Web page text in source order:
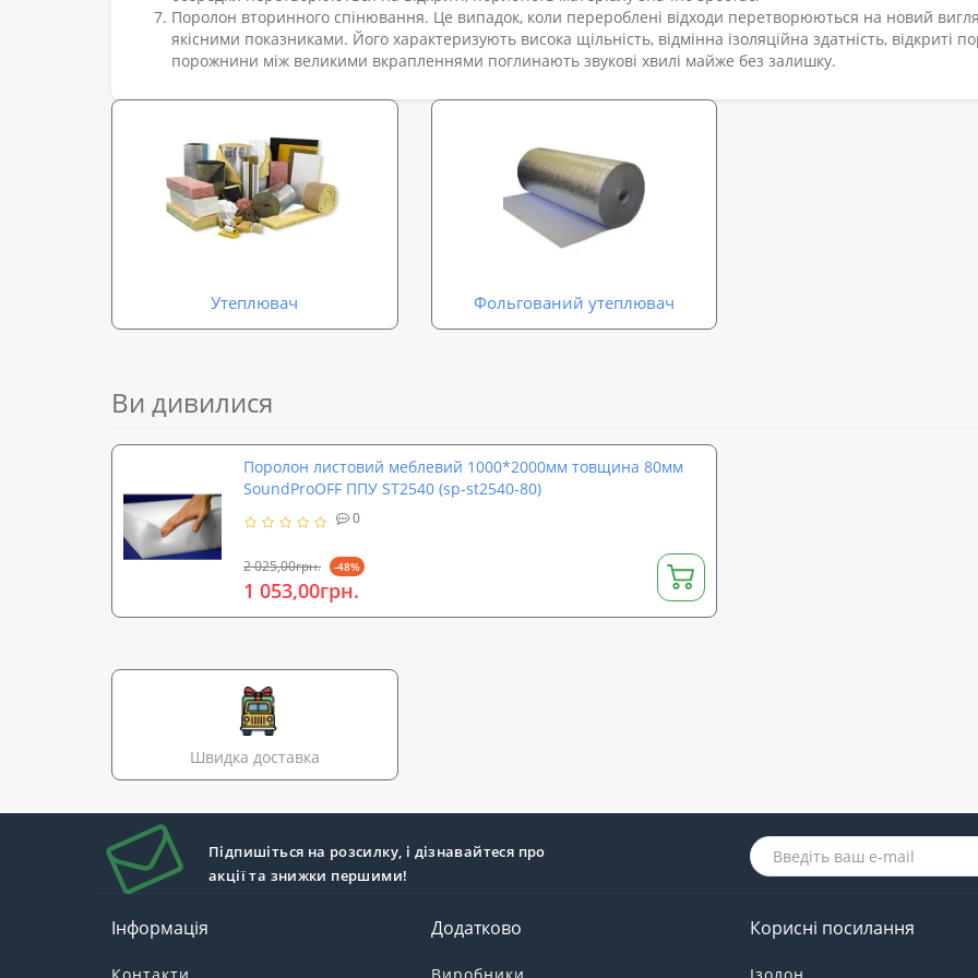
Поролон вторинного спінювання. Це випадок, коли перероблені відходи перетворюються на новий
якісними показниками. Його характеризують висока щільність, відмінна ізоляційна здатність, відкриті
порожнини між великими вкрапленнями поглинають звукові хвилі майже без залишку.
Утеплювач Фольгований утеплювач
Ви дивилися
Поролон листовий меблевий 1000*2000мм товщина 80мм
SoundProOFF ППУ ST2540 (sp-st2540-80)
0
2 025,00грн. -48%
1 053,00грн.
Швидка доставка
Підпишіться на розсилку, і дізнавайтеся про
акції та знижки першими!
Інформація Додатково Корисні посилання